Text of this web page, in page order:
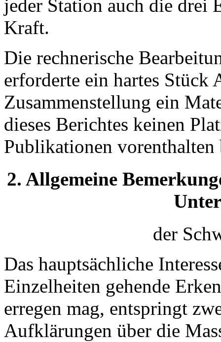
jeder Station auch die drei
Kraft.
Die rechnerische
erforderte ein hartes
Zusammenstellung ein
dieses Berichtes keinen
Publikationen
2. Allgemeine
der
Das hauptsächliche
Einzelheiten gehende
erregen mag, entspringt
Aufklärungen über die